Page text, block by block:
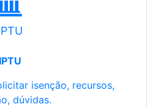
IPTU
isenção, recursos,
dúvidas.